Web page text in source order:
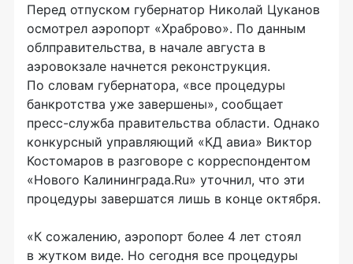
Перед отпуском губернатор Николай Цуканов
осмотрел аэропорт «Храброво». По данным
облправительства, в начале августа в
аэровокзале начнется реконструкция.
По словам губернатора, «все процедуры
банкротства уже завершены», сообщает
пресс-служба правительства области. Однако
конкурсный управляющий «КД авиа» Виктор
Костомаров в разговоре с корреспондентом
«Нового Калининграда.Ru» уточнил, что эти
процедуры завершатся лишь в конце октября.
«К сожалению, аэропорт более 4 лет стоял
в жутком виде. Но сегодня все процедуры